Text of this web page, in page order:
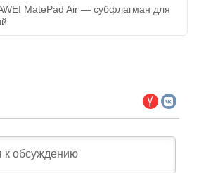
MatePad Air — субфлагман для